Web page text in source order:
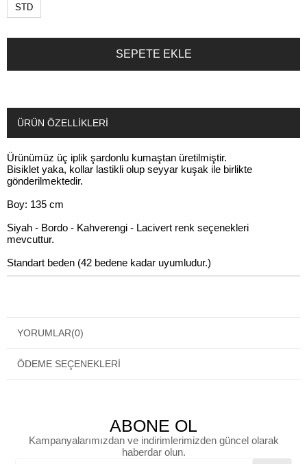
STD
ÜRÜN ÖZELLIKLERI
Ürünümüz üç iplik şardonlu kumaştan üretilmiştir.
Bisiklet yaka, kollar lastikli olup seyyar kuşak ile birlikte
gönderilmektedir.
Boy: 135 cm
Siyah - Bordo - Kahverengi - Lacivert renk seçenekleri
mevcuttur.
Standart beden (42 bedene kadar uyumludur.)
YORUMLAR(0)
ÖDEME SEÇENEKLERI
ABONE OL
Kampanyalarımızdan ve indirimlerimizden güncel olarak
haberdar olun.